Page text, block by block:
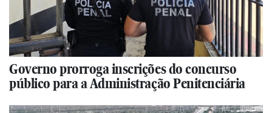
Governo prorroga inscrições do concurso
público para a Administração Penitenciária